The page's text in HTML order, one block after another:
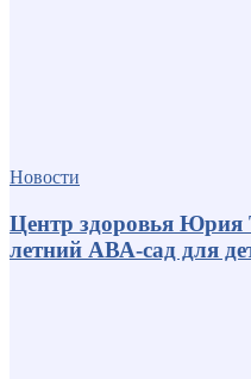
Новости
Центр здоровья Юрия
летний АВА-сад для